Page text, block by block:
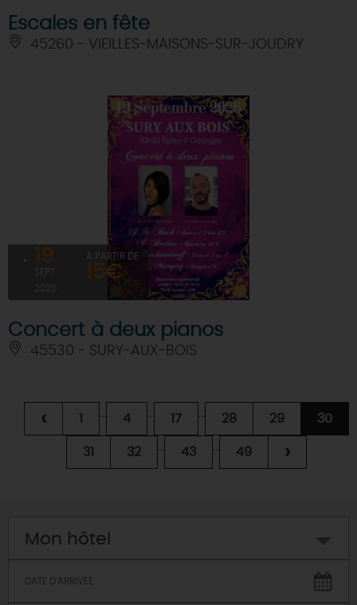
Escales en fête
45260 - VIEILLES-MAISONS-SUR-JOUDRY
19
SEPT
2026
À PARTIR DE
15€
Concert à deux pianos
45530 - SURY-AUX-BOIS
‹ 1 ... 4 ... 17 ... 28 29 30
31 32 ... 43 ... 49 ›
Mon hôtel